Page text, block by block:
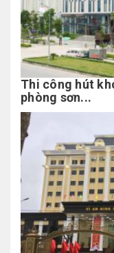
Thi công hút
phòng sơn...